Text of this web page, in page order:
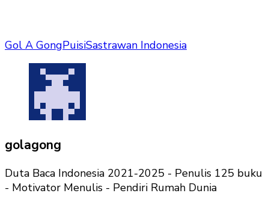
Gol A GongPuisiSastrawan Indonesia
golagong
Duta Baca Indonesia 2021-2025 - Penulis 125 buku
- Motivator Menulis - Pendiri Rumah Dunia